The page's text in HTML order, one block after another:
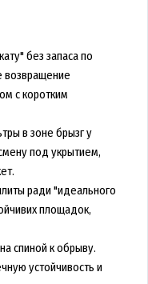
без запаса по
возвращение
с коротким
в зоне брызг у
под укрытием,
ради "идеального
площадок,
спиной к обрыву.
устойчивость и